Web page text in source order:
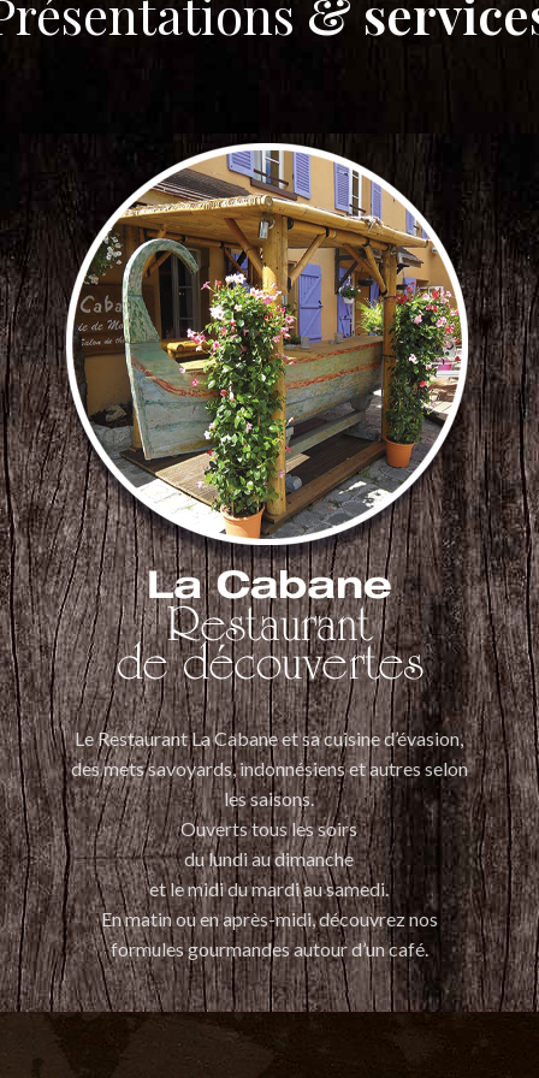
&
Le Restaurant La Cabane et sa cuisine d’évasion,
des mets savoyards, indonnésiens et autres selon
les saisons.
Ouverts tous les soirs
du lundi au dimanche
et le midi du mardi au samedi.
En matin ou en après-midi, découvrez nos
formules gourmandes autour d’un café.